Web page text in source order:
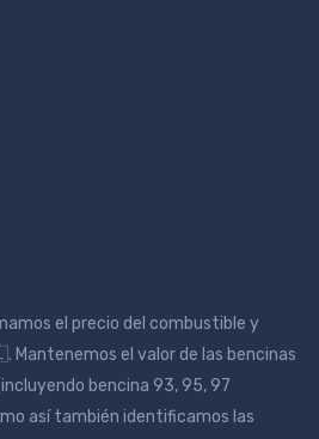
el precio del combustible y
el valor de las bencinas
bencina 93, 95, 97
así también identificamos las